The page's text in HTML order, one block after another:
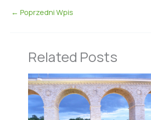
← Poprzedni Wpis
Related Posts